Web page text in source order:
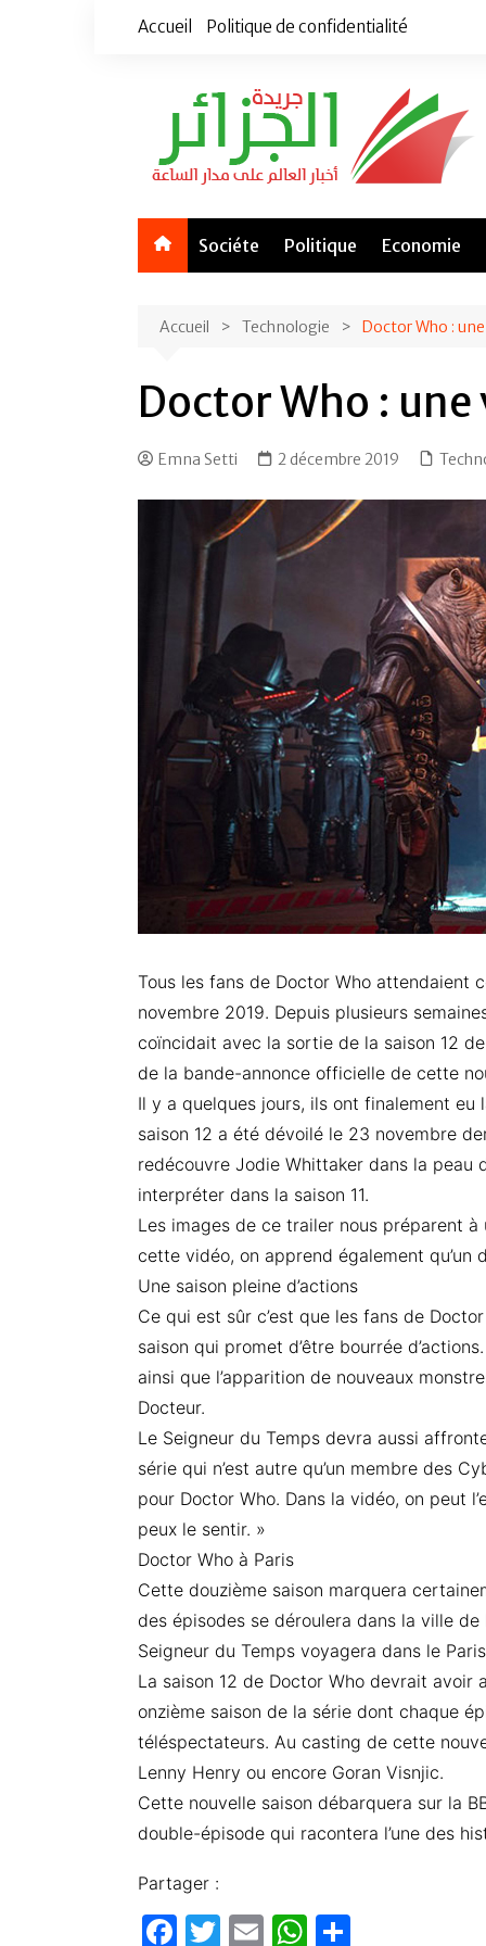
Accueil Politique de confidentialité
Sociéte Politique Economie
Accueil Technologie Doctor Who :
Doctor Who : une
Emna Setti 2 décembre 2019
Tous les fans de Doctor Who attendaient
novembre 2019. Depuis plusieurs
coïncidait avec la sortie de la saison 12
de la bande-annonce officielle de cette
Il y a quelques jours, ils ont finalement
saison 12 a été dévoilé le 23 novembre
redécouvre Jodie Whittaker dans la peau
interpréter dans la saison 11.
Les images de ce trailer nous préparent
cette vidéo, on apprend également qu’un
Une saison pleine d’actions
Ce qui est sûr c’est que les fans de
saison qui promet d’être bourrée
ainsi que l’apparition de nouveaux
Docteur.
Le Seigneur du Temps devra aussi
série qui n’est autre qu’un membre des
pour Doctor Who. Dans la vidéo, on peut
peux le sentir. »
Doctor Who à Paris
Cette douzième saison marquera
des épisodes se déroulera dans la ville
Seigneur du Temps voyagera dans le
La saison 12 de Doctor Who devrait avoir
onzième saison de la série dont chaque
téléspectateurs. Au casting de cette
Lenny Henry ou encore Goran Visnjic.
Cette nouvelle saison débarquera sur la
double-épisode qui racontera l’une des
Partager :
F
T
E
W